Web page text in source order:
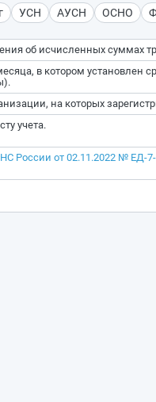
УСН АУСН ОСНО
об исчисленных суммах
в котором установлен
на которых
учета.
России от 02.11.2022 № ЕД-